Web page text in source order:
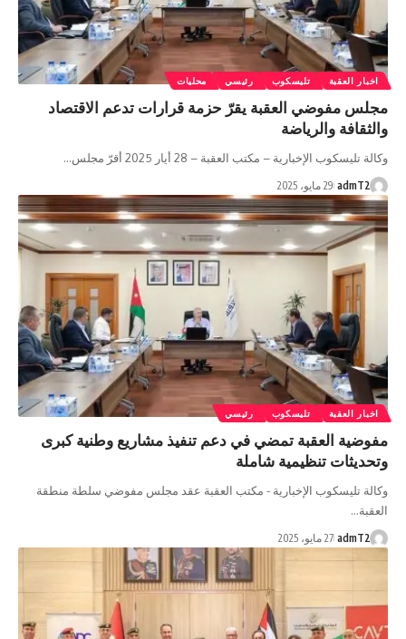
اخبار العقبة تليسكوب رئيسي محليات
مجلس مفوضي العقبة يقرّ حزمة قرارات تدعم الاقتصاد
والثقافة والرياضة
وكالة تليسكوب الإخبارية – مكتب العقبة – 28 أيار 2025 أقرّ مجلس…
admT2 29 مايو، 2025
اخبار العقبة تليسكوب رئيسي
مفوضية العقبة تمضي في دعم تنفيذ مشاريع وطنية كبرى
وتحديثات تنظيمية شاملة
وكالة تليسكوب الإخبارية - مكتب العقبة عقد مجلس مفوضي سلطة منطقة
العقبة…
admT2 27 مايو، 2025